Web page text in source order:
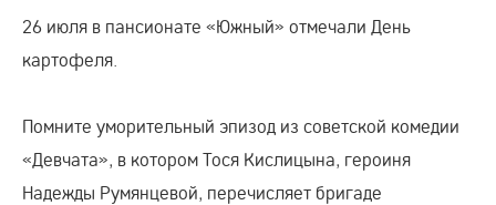
26 июля в пансионате «Южный» отмечали День
картофеля.
Помните уморительный эпизод из советской комедии
«Девчата», в котором Тося Кислицына, героиня
Надежды Румянцевой, перечисляет бригаде